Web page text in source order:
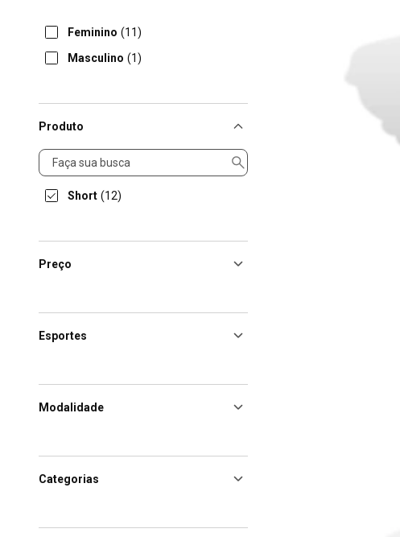
Feminino (11)
Masculino (1)
Produto
Produto
Short (12)
Preço
Esportes
Modalidade
Categorias